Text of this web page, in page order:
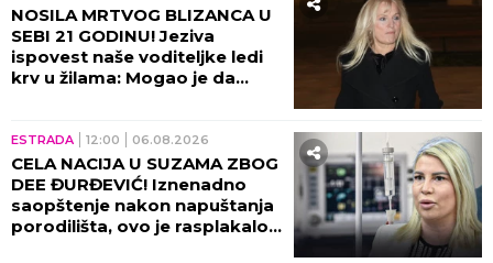
NOSILA MRTVOG BLIZANCA U
SEBI 21 GODINU! Jeziva
ispovest naše voditeljke ledi
krv u žilama: Mogao je da
ESTRADA 12:00 06.08.2026
CELA NACIJA U SUZAMA ZBOG
DEE ĐURĐEVIĆ! Iznenadno
saopštenje nakon napuštanja
porodilišta, ovo je rasplakalo